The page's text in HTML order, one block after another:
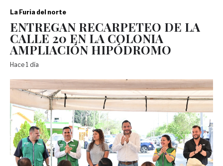
La Furia del norte
ENTREGAN RECARPETEO DE LA
CALLE 20 EN LA COLONIA
AMPLIACIÓN HIPÓDROMO
Hace 1 día